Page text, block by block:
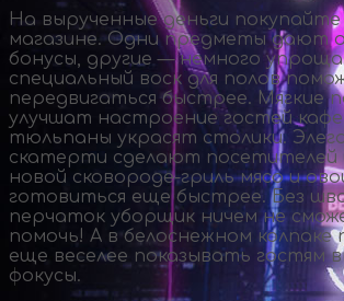
На вырученные деньги покупайте
магазине. Одни предметы дают
бонусы, другие — немного
специальный воск для полов
передвигаться быстрее. Мягкие
улучшат настроение гостей
тюльпаны украсят столики.
скатерти сделают
новой сковороде-грильмясо и
готовиться еще быстрее. Без
перчаток уборщик ничем не
помочь! А в белоснежном колпаке
еще веселее показывать гостям
фокусы.